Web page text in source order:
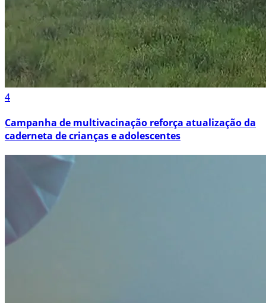
4
Campanha de multivacinação reforça atualização da
caderneta de crianças e adolescentes